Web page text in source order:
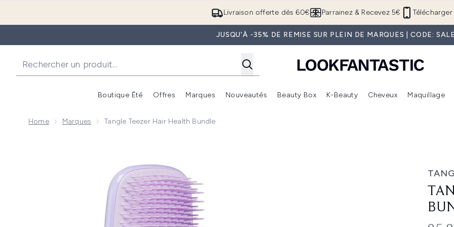
Passer au contenu principal
Livraison offerte dès 60€ Télécharger
Parrainez & Recevez 5€
JUSQU'À -35% DE REMISE SUR PLEIN DE MARQUES | CODE:
Boutique Été
Accédez au sous-menu (Boutique Été )
Offres
Accédez au sous-menu (Offres)
Marques
Accédez au sous-menu (Marques)
Nouveautés
Accédez au sous-menu (Nouveautés)
Beauty Box
Accédez au sous-menu (Beauty Box)
K-Beauty Cheveux Maquillage
Home Marques Tangle Teezer Hair Health Bundle